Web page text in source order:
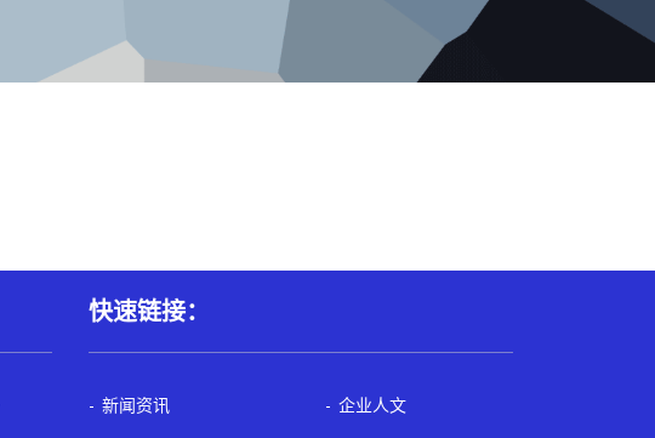
快速链接：
新闻资讯
企业人文